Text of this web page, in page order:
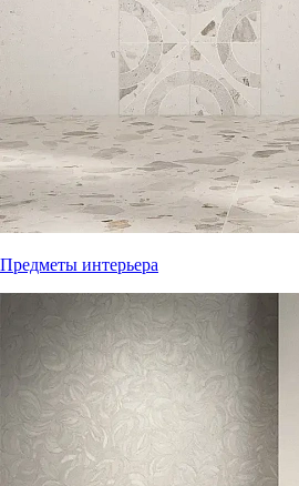
Предметы интерьера